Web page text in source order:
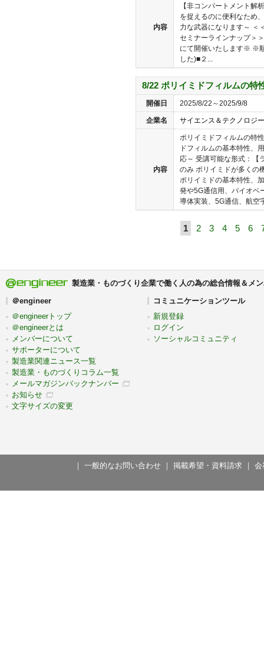
内容
【非コンパートメント解
を捉えるのに便利なため
力な武器になります～ ＜
セミナーラインナップ＞
にて開催いたします※ ※
した)■２...
8/22 ポリイミドフィルムの特
開催日 2025/8/22～2025/9/8
企業名 サイエンス＆テクノロジ
内容
ポリイミドフィルムの特
ドフィルムの基本特性、
応～ 受講可能な形式：【
のみ ポリイミドが多くの
ポリイミドの基本特性、
発や5G通信用、バイオベ
導体実装、5G通信、航空
1 2 3 4 5 6
製造業・ものづくり企業で働く人の為の総合情報＆メ
＠engineer
＠engineerトップ
＠engineerとは
メンバーについて
サポーターについて
製造業関連ニュース一覧
製造業・ものづくりコラム一覧
メールマガジンバックナンバー
お知らせ
文字サイズの変更
コミュニケーションツール
新規登録
ログイン
ソーシャルコミュニティ
｜ 一般的なお問い合わせ ｜ 掲載希望・資料請求 ｜ 会